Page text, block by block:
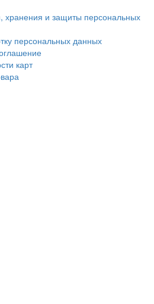
хранения и защиты персональных
персональных данных
карт